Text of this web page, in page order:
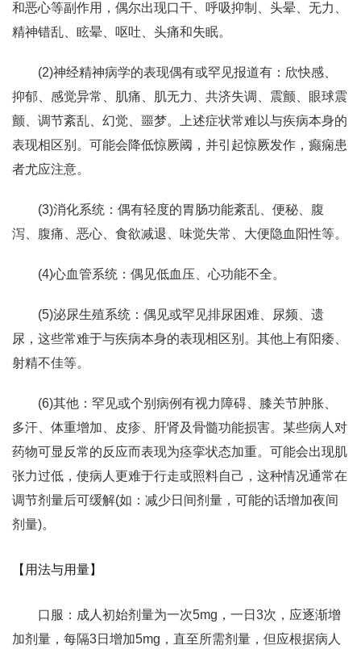
和恶心等副作用，偶尔出现口干、呼吸抑制、头晕、无力、
精神错乱、眩晕、呕吐、头痛和失眠。
(2)神经精神病学的表现偶有或罕见报道有：欣快感、
抑郁、感觉异常、肌痛、肌无力、共济失调、震颤、眼球震
颤、调节紊乱、幻觉、噩梦。上述症状常难以与疾病本身的
表现相区别。可能会降低惊厥阈，并引起惊厥发作，癫痫患
者尤应注意。
(3)消化系统：偶有轻度的胃肠功能紊乱、便秘、腹
泻、腹痛、恶心、食欲减退、味觉失常、大便隐血阳性等。
(4)心血管系统：偶见低血压、心功能不全。
(5)泌尿生殖系统：偶见或罕见排尿困难、尿频、遗
尿，这些常难于与疾病本身的表现相区别。其他上有阳痿、
射精不佳等。
(6)其他：罕见或个别病例有视力障碍、膝关节肿胀、
多汗、体重增加、皮疹、肝肾及骨髓功能损害。某些病人对
药物可显反常的反应而表现为痉挛状态加重。可能会出现肌
张力过低，使病人更难于行走或照料自己，这种情况通常在
调节剂量后可缓解(如：减少日间剂量，可能的话增加夜间
剂量)。
【用法与用量】
口服：成人初始剂量为一次5mg，一日3次，应逐渐增
加剂量，每隔3日增加5mg，直至所需剂量，但应根据病人